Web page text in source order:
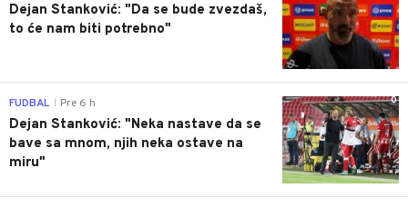
Dejan Stanković: "Da se bude zvezdaš,
to će nam biti potrebno"
0
FUDBAL Pre 6 h
Dejan Stanković: "Neka nastave da se
bave sa mnom, njih neka ostave na
miru"